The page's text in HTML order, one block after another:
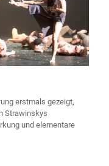
erstmals gezeigt,
Strawinskys
und elementare